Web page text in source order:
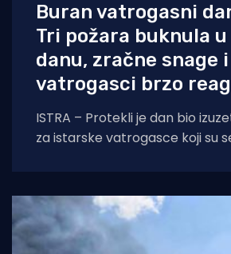
Buran vatrogasni
Tri požara buknula
danu, zračne snage i
vatrogasci brzo
ISTRA – Protekli je dan bio
za istarske vatrogasce koji su